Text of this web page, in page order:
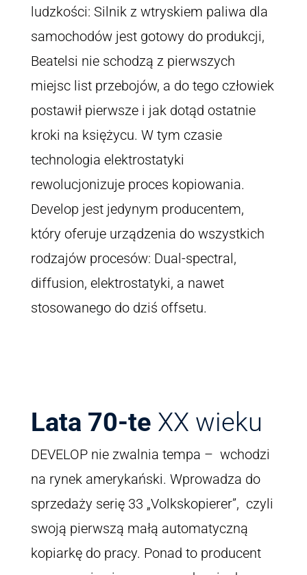
ludzkości: Silnik z wtryskiem paliwa dla
samochodów jest gotowy do produkcji,
Beatelsi nie schodzą z pierwszych
miejsc list przebojów, a do tego człowiek
postawił pierwsze i jak dotąd ostatnie
kroki na księżycu. W tym czasie
technologia elektrostatyki
rewolucjonizuje proces kopiowania.
Develop jest jedynym producentem,
który oferuje urządzenia do wszystkich
rodzajów procesów: Dual-spectral,
diffusion, elektrostatyki, a nawet
stosowanego do dziś offsetu.
Lata 70-te XX wieku
DEVELOP nie zwalnia tempa – wchodzi
na rynek amerykański. Wprowadza do
sprzedaży serię 33 „Volkskopierer”, czyli
swoją pierwszą małą automatyczną
kopiarkę do pracy. Ponad to producent